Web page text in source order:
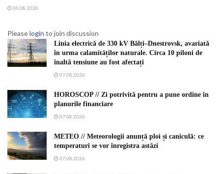
06.08.2026
Pleaselogin to join discussion
Linia electrică de 330 kV Bălți–Dnestrovsk, avariată
în urma calamităților naturale. Circa 10 piloni de
înaltă tensiune au fost afectați
07.08.2026
HOROSCOP // Zi potrivită pentru a pune ordine în
planurile financiare
07.08.2026
METEO // Meteorologii anunță ploi și caniculă: ce
temperaturi se vor înregistra astăzi
07.08.2026